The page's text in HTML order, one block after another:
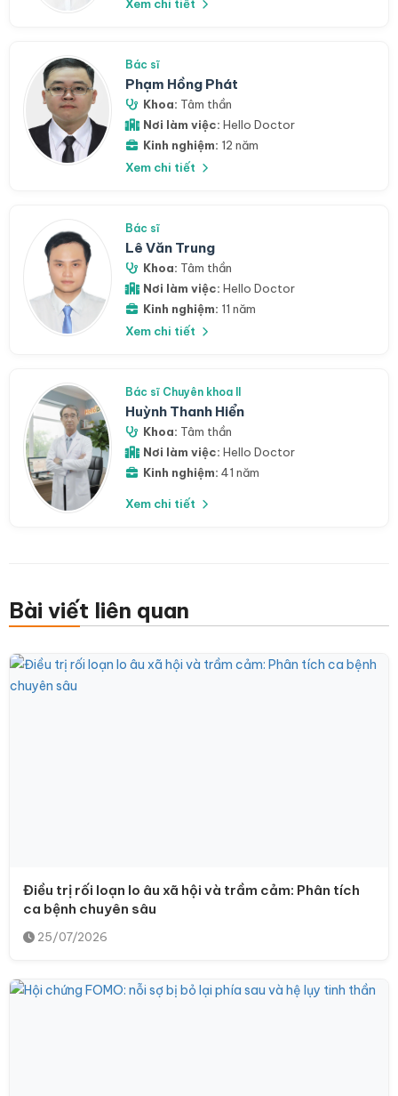
Xem chi tiết
Bác sĩ
Phạm Hồng Phát
Khoa: Tâm thần
Nơi làm việc: Hello Doctor
Kinh nghiệm: 12 năm
Xem chi tiết
Bác sĩ
Lê Văn Trung
Khoa: Tâm thần
Nơi làm việc: Hello Doctor
Kinh nghiệm: 11 năm
Xem chi tiết
Bác sĩ Chuyên khoa II
Huỳnh Thanh Hiển
Khoa: Tâm thần
Nơi làm việc: Hello Doctor
Kinh nghiệm: 41 năm
Xem chi tiết
Bài viết liên quan
Điều trị rối loạn lo âu xã hội và trầm cảm: Phân tích
ca bệnh chuyên sâu
25/07/2026